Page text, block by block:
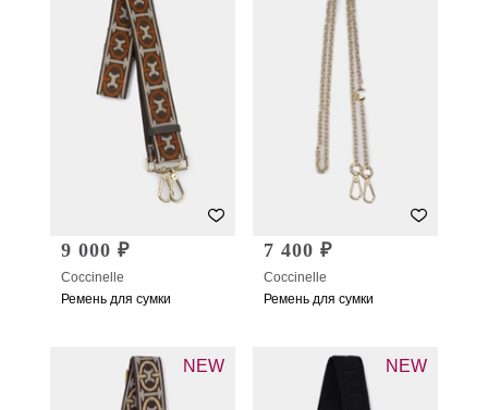
9 000 ₽
Coccinelle
Ремень для сумки
7 400 ₽
Coccinelle
Ремень для сумки
NEW NEW